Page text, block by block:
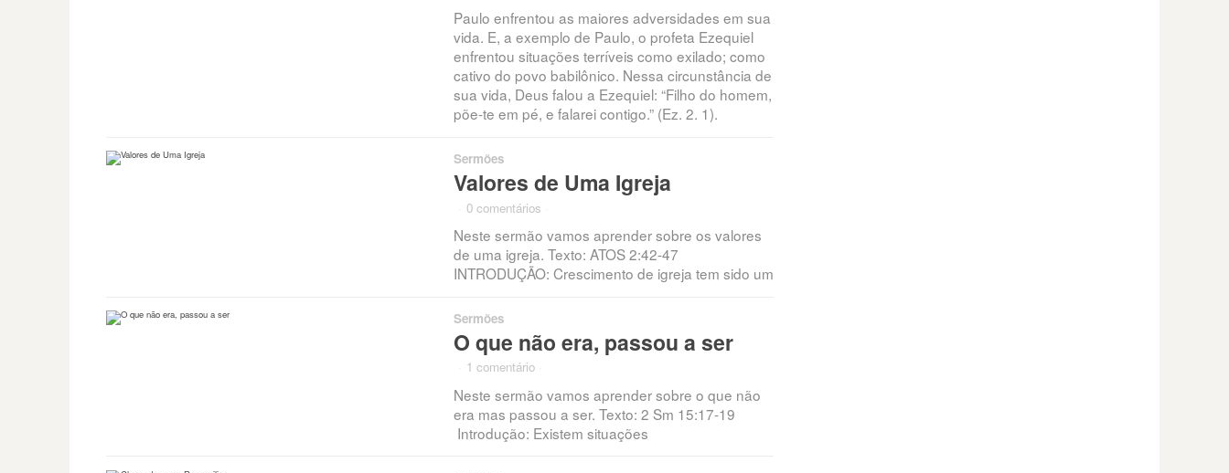
Paulo enfrentou as maiores adversidades em sua
vida. E, a exemplo de Paulo, o profeta Ezequiel
enfrentou situações terríveis como exilado; como
cativo do povo babilônico. Nessa circunstância de
sua vida, Deus falou a Ezequiel: “Filho do homem,
põe-te em pé, e falarei contigo.” (Ez. 2. 1).
Sermões
Valores de Uma Igreja
0 comentários
Neste sermão vamos aprender sobre os valores
de uma igreja. Texto: ATOS 2:42-47
INTRODUÇÃO: Crescimento de igreja tem sido um
Sermões
O que não era, passou a ser
1 comentário
Neste sermão vamos aprender sobre o que não
era mas passou a ser. Texto: 2 Sm 15:17-19
Introdução: Existem situações